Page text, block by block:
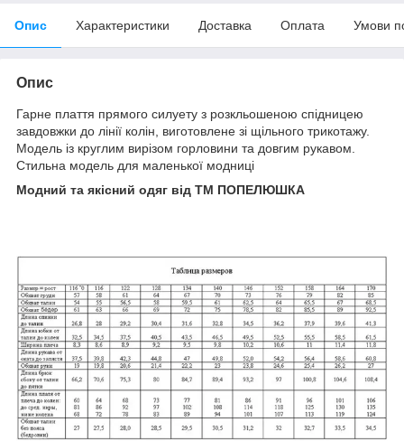
Опис Характеристики Доставка Оплата Умови
Опис
Гарне плаття прямого силуету з розкльошеною спідницею
завдовжки до лінії колін, виготовлене зі щільного трикотажу.
Модель із круглим вирізом горловини та довгим рукавом.
Стильна модель для маленької модниці
Модний та якісний одяг від ТМ ПОПЕЛЮШКА